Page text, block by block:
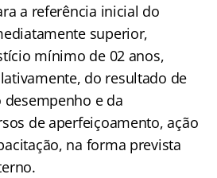
a referência inicial do
superior,
mínimo de 02 anos,
do resultado de
e da
de aperfeiçoamento, ação
na forma prevista